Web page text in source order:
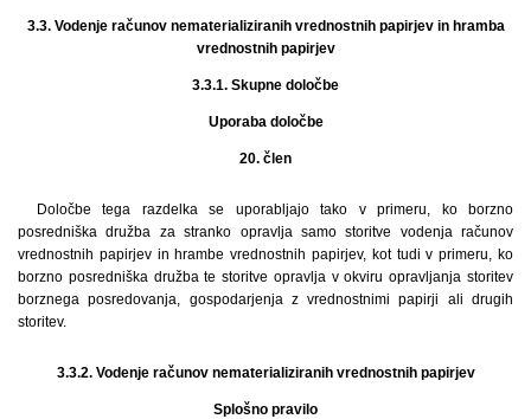
3.3. Vodenje računov nematerializiranih vrednostnih papirjev in hramba
vrednostnih papirjev
3.3.1. Skupne določbe
Uporaba določbe
20. člen
Določbe tega razdelka se uporabljajo tako v primeru, ko borzno
posredniška družba za stranko opravlja samo storitve vodenja računov
vrednostnih papirjev in hrambe vrednostnih papirjev, kot tudi v primeru, ko
borzno posredniška družba te storitve opravlja v okviru opravljanja storitev
borznega posredovanja, gospodarjenja z vrednostnimi papirji ali drugih
storitev.
3.3.2. Vodenje računov nematerializiranih vrednostnih papirjev
Splošno pravilo